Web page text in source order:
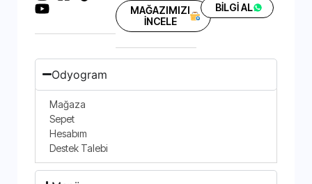
MAĞAZIMIZI
İNCELE
BİLGİ AL
Odyogram
Mağaza
Sepet
Hesabım
Destek Talebi